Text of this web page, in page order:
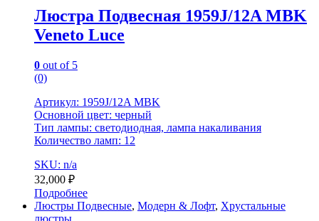
Люстра Подвесная 1959J/12A MBK
Veneto Luce
0 out of 5
(0)
Артикул: 1959J/12A MBK
Основной цвет: черный
Тип лампы: светодиодная, лампа накаливания
Количество ламп: 12
SKU: n/a
32,000 ₽
Подробнее
Люстры Подвесные, Модерн & Лофт, Хрустальные